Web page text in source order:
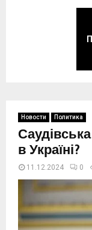
Новости Политика
в Україні?
11.12.2024 0